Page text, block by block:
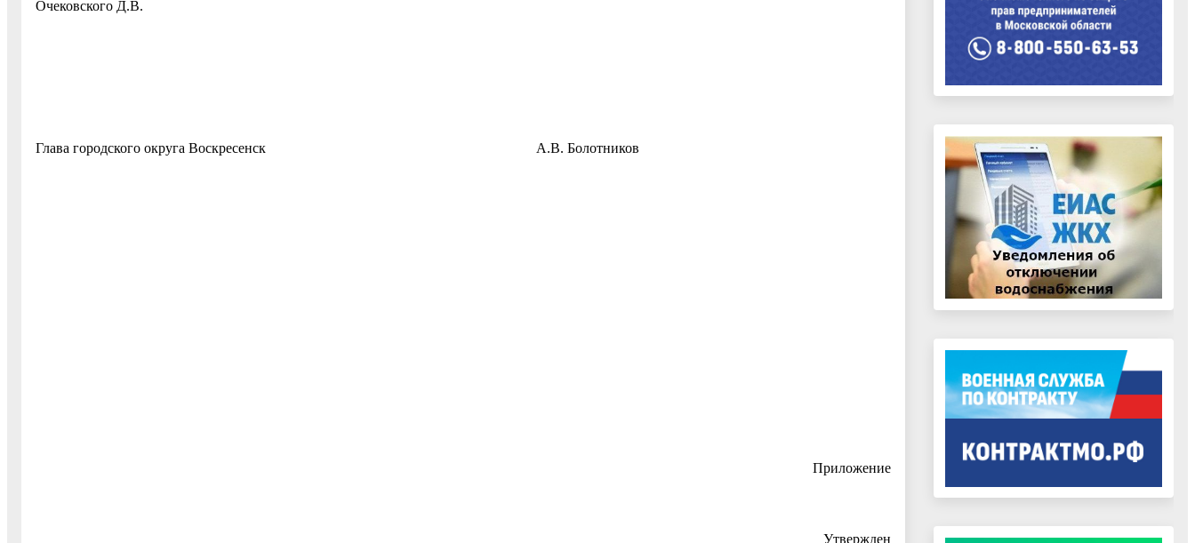
Очековского Д.В.
Глава городского округа Воскресенск А.В. Болотников
Приложение
Утвержден